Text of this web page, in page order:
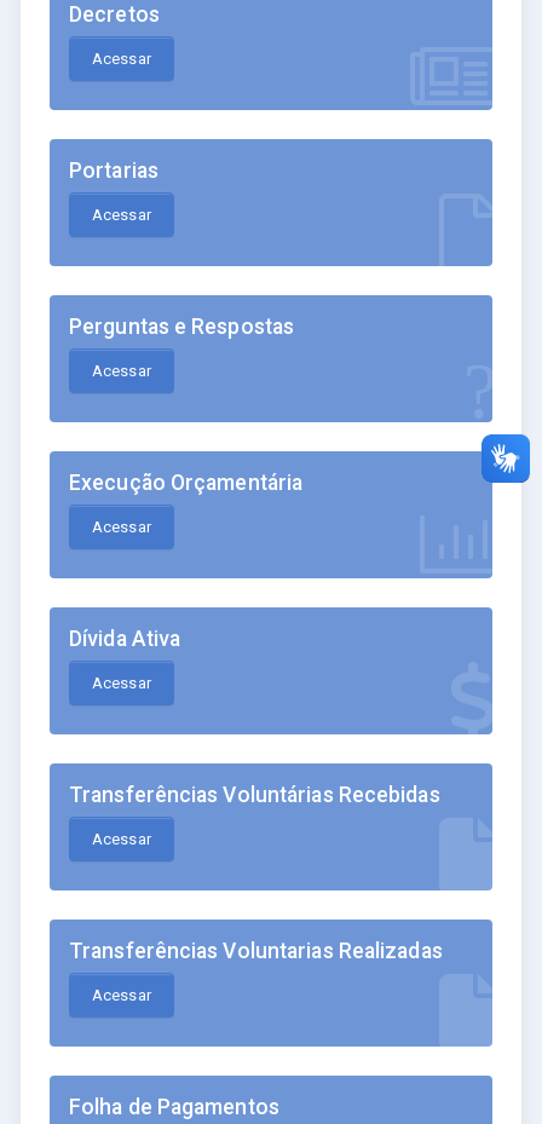
Decretos
Acessar
Portarias
Acessar
Perguntas e Respostas
Acessar
Execução Orçamentária
Acessar
Dívida Ativa
Acessar
Transferências Voluntárias Recebidas
Acessar
Transferências Voluntarias Realizadas
Acessar
Folha de Pagamentos